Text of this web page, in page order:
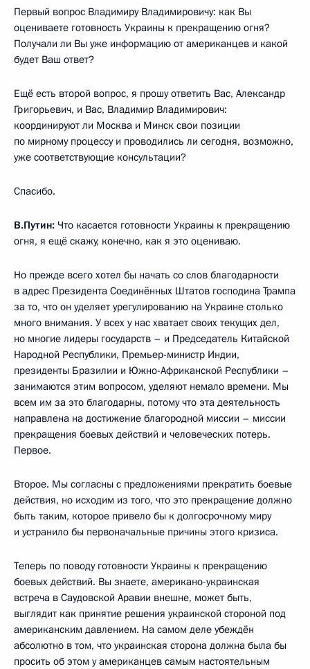
Первый вопрос Владимиру Владимировичу: как Вы
оцениваете готовность Украины к прекращению огня?
Получали ли Вы уже информацию от американцев и какой
будет Ваш ответ?
Ещё есть второй вопрос, я прошу ответить Вас, Александр
Григорьевич, и Вас, Владимир Владимирович:
координируют ли Москва и Минск свои позиции
по мирному процессу и проводились ли сегодня, возможно,
уже соответствующие консультации?
Спасибо.
В.Путин: Что касается готовности Украины к прекращению
огня, я ещё скажу, конечно, как я это оцениваю.
Но прежде всего хотел бы начать со слов благодарности
в адрес Президента Соединённых Штатов господина Трампа
за то, что он уделяет урегулированию на Украине столько
много внимания. У всех у нас хватает своих текущих дел,
но многие лидеры государств – и Председатель Китайской
Народной Республики, Премьер-министр Индии,
президенты Бразилии и Южно-Африканской Республики –
занимаются этим вопросом, уделяют немало времени. Мы
всем им за это благодарны, потому что эта деятельность
направлена на достижение благородной миссии – миссии
прекращения боевых действий и человеческих потерь.
Первое.
Второе. Мы согласны с предложениями прекратить боевые
действия, но исходим из того, что это прекращение должно
быть таким, которое привело бы к долгосрочному миру
и устранило бы первоначальные причины этого кризиса.
Теперь по поводу готовности Украины к прекращению
боевых действий. Вы знаете, американо-украинская
встреча в Саудовской Аравии внешне, может быть,
выглядит как принятие решения украинской стороной под
американским давлением. На самом деле убеждён
абсолютно в том, что украинская сторона должна была бы
просить об этом у американцев самым настоятельным